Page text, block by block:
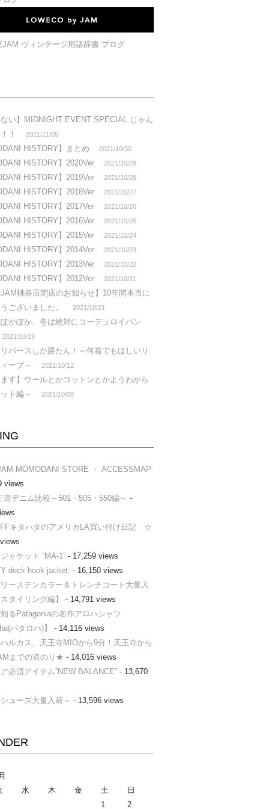
い】MIDNIGHT EVENT SPECIAL じゃん
！
2021/11/05
HISTORY】まとめ 2021/10/30
HISTORY】2020Ver 2021/10/29
HISTORY】2019Ver 2021/10/28
HISTORY】2018Ver 2021/10/27
HISTORY】2017Ver 2021/10/26
HISTORY】2016Ver 2021/10/25
HISTORY】2015Ver 2021/10/24
HISTORY】2014Ver 2021/10/23
HISTORY】2013Ver 2021/10/22
HISTORY】2012Ver 2021/10/21
桃谷店閉店のお知らせ】10年間本当に
ございました。
2021/10/21
かぽか、冬は絶対にコーデュロイパン
2021/10/19
バースしか勝たん！～何着でもほしいリ
ーブ～
2021/10/12
す】ウールとかコットンとかようわから
ト編～
2021/10/08
MOMODANI STORE ・ ACCESSMAP
views
道デニム比較～501・505・550編～ -
キタハタのアメリカLA買い付け日記 ☆
ャケット “MA-1”- 17,259 views
deck hook jacket. - 16,150 views
ーステンカラー＆トレンチコート大量入
タイリング編】
- 14,791 views
るPatagoniaの名作アロハシャツ
パタロハ)】
- 14,116 views
ルカス、天王寺MIOから9分！天王寺から
までの道のり★ - 14,016 views
必須アイテム”NEW BALANCE”- 13,670
ューズ大量入荷～ - 13,596 views
水 木 金 土
日
1
2